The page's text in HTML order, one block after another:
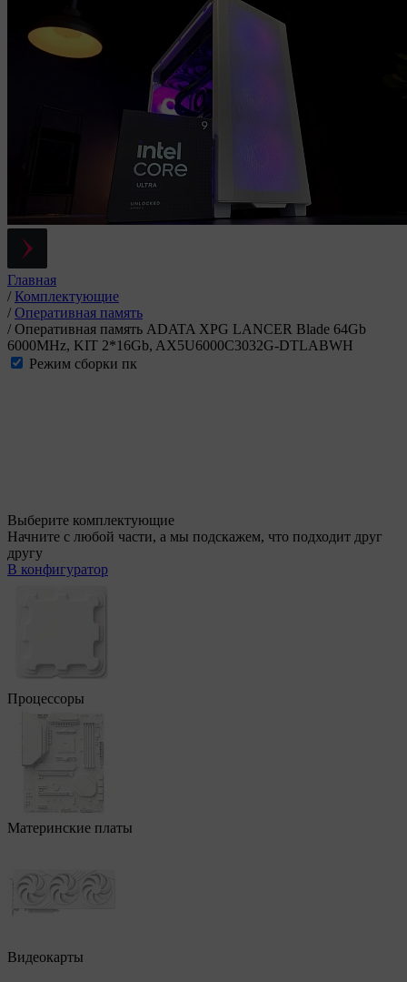
Главная
/ Комплектующие
/ Оперативная память
/ Оперативная память ADATA XPG LANCER Blade 64Gb
6000MHz, KIT 2*16Gb, AX5U6000C3032G-DTLABWH
Режим сборки пк
Выберите комплектующие
Начните с любой части, а мы подскажем, что подходит друг
другу
В конфигуратор
Процессоры
Материнские платы
Видеокарты